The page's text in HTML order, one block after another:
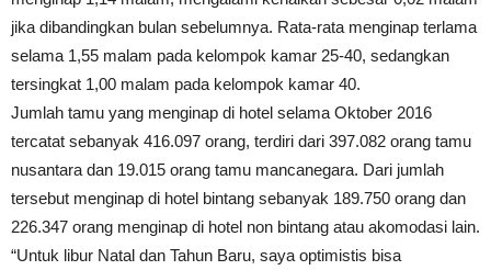
jika dibandingkan bulan sebelumnya. Rata-rata menginap terlama
selama 1,55 malam pada kelompok kamar 25-40, sedangkan
tersingkat 1,00 malam pada kelompok kamar 40.
Jumlah tamu yang menginap di hotel selama Oktober 2016
tercatat sebanyak 416.097 orang, terdiri dari 397.082 orang tamu
nusantara dan 19.015 orang tamu mancanegara. Dari jumlah
tersebut menginap di hotel bintang sebanyak 189.750 orang dan
226.347 orang menginap di hotel non bintang atau akomodasi lain.
“Untuk libur Natal dan Tahun Baru, saya optimistis bisa